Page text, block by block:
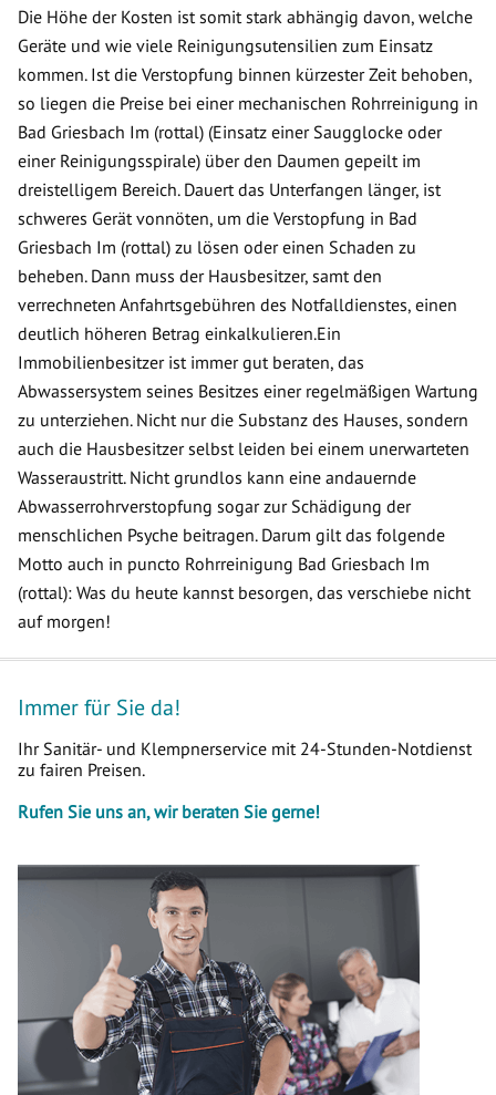
Die Höhe der Kosten ist somit stark abhängig davon, welche
Geräte und wie viele Reinigungsutensilien zum Einsatz
kommen. Ist die Verstopfung binnen kürzester Zeit behoben,
so liegen die Preise bei einer mechanischen Rohrreinigung in
Bad Griesbach Im (rottal) (Einsatz einer Saugglocke oder
einer Reinigungsspirale) über den Daumen gepeilt im
dreistelligem Bereich. Dauert das Unterfangen länger, ist
schweres Gerät vonnöten, um die Verstopfung in Bad
Griesbach Im (rottal) zu lösen oder einen Schaden zu
beheben. Dann muss der Hausbesitzer, samt den
verrechneten Anfahrtsgebühren des Notfalldienstes, einen
deutlich höheren Betrag einkalkulieren.Ein
Immobilienbesitzer ist immer gut beraten, das
Abwassersystem seines Besitzes einer regelmäßigen Wartung
zu unterziehen. Nicht nur die Substanz des Hauses, sondern
auch die Hausbesitzer selbst leiden bei einem unerwarteten
Wasseraustritt. Nicht grundlos kann eine andauernde
Abwasserrohrverstopfung sogar zur Schädigung der
menschlichen Psyche beitragen. Darum gilt das folgende
Motto auch in puncto Rohrreinigung Bad Griesbach Im
(rottal): Was du heute kannst besorgen, das verschiebe nicht
auf morgen!
Immer für Sie da!
Ihr Sanitär- und Klempnerservice mit 24-Stunden-Notdienst
zu fairen Preisen.
Rufen Sie uns an, wir beraten Sie gerne!